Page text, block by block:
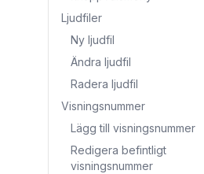
Ljudfiler
Ny ljudfil
Ändra ljudfil
Radera ljudfil
Visningsnummer
Lägg till visningsnummer
Redigera befintligt
visningsnummer